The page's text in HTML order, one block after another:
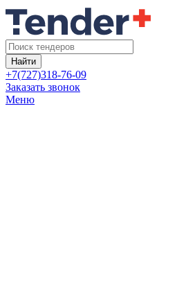
Найти
+7(727)318-76-09
Заказать звонок
Меню